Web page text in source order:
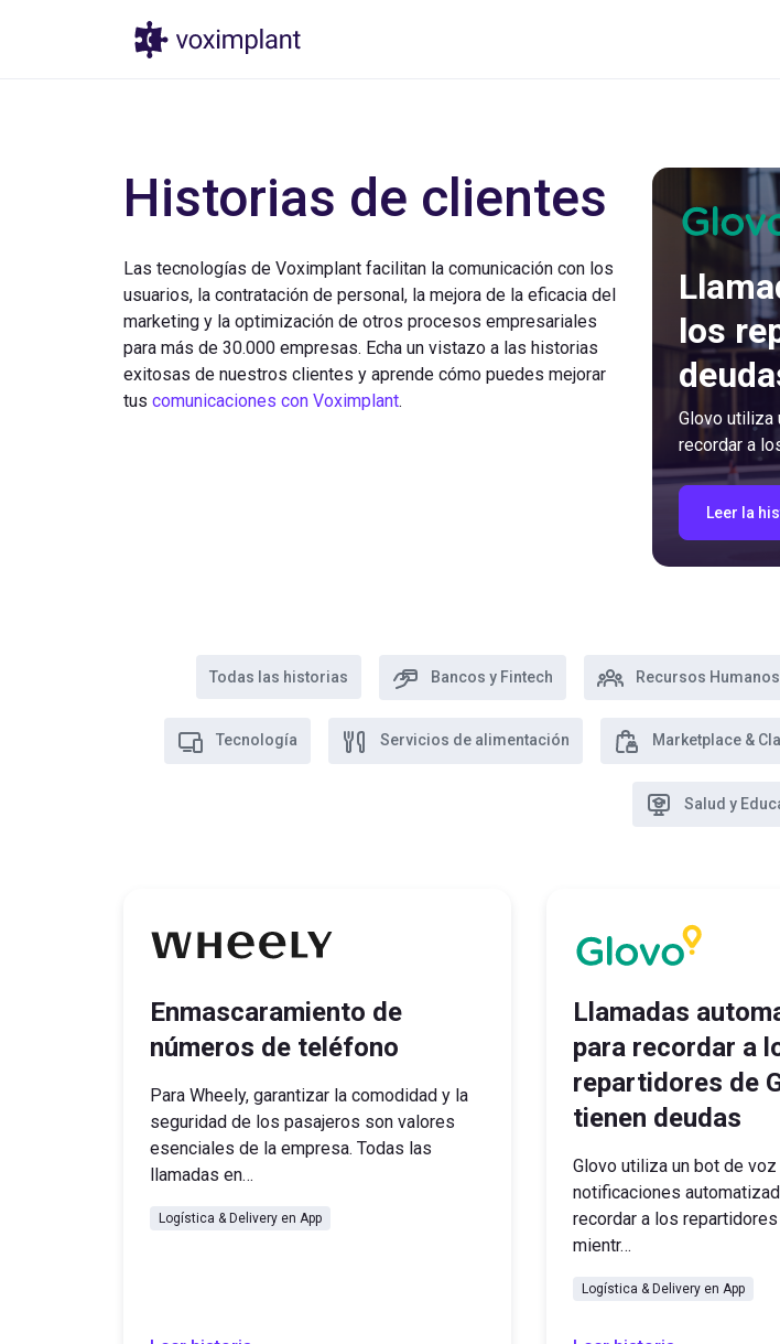
Historias de clientes
Las tecnologías de Voximplant facilitan la comunicación con los
usuarios, la contratación de personal, la mejora de la eficacia del
marketing y la optimización de otros procesos empresariales
para más de 30.000 empresas. Echa un vistazo a las historias
exitosas de nuestros clientes y aprende cómo puedes mejorar
tus comunicaciones con Voximplant.
los
Glovo utiliza
recordar a
Leer la
Todas las historias Bancos y Fintech Recursos Humanos
Tecnología Servicios de alimentación Marketplace &
Salud y
Enmascaramiento de
números de teléfono
Para Wheely, garantizar la comodidad y la
seguridad de los pasajeros son valores
esenciales de la empresa. Todas las
llamadas en…
Logística & Delivery en App
Llamadas
para recordar a
repartidores de
tienen deudas
Glovo utiliza un bot de voz
notificaciones
recordar a los
mientr…
Logística & Delivery en App